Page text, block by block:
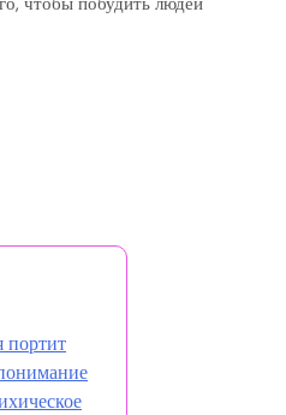
портит